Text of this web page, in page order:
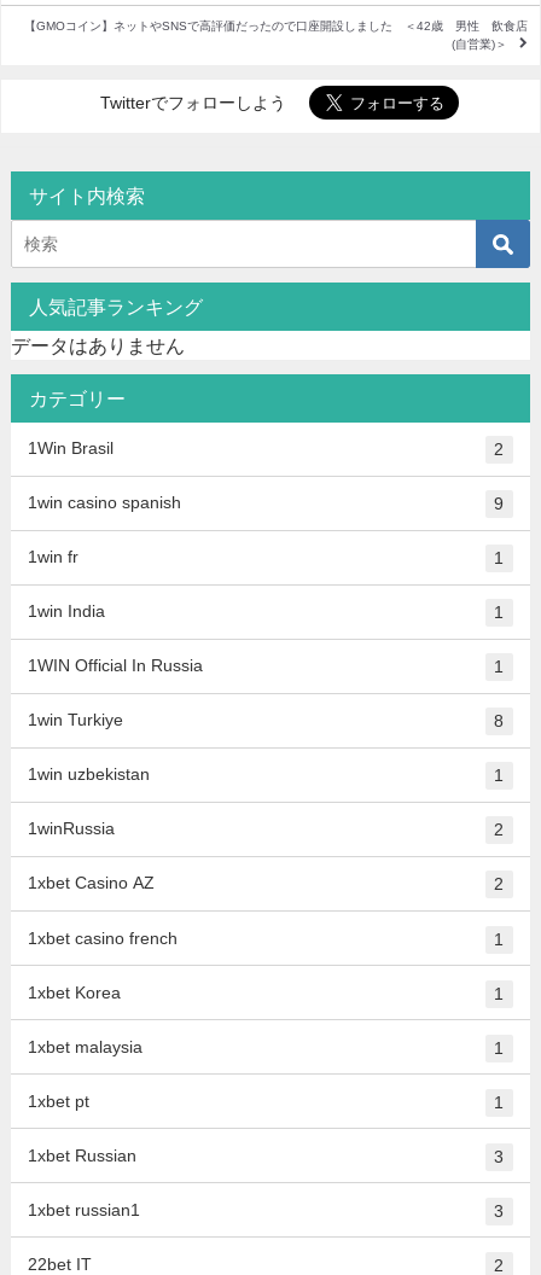
【GMOコイン】ネットやSNSで高評価だったので口座開設しました ＜42歳 男性 飲食店
(自営業)＞
Twitterでフォローしよう
サイト内検索
人気記事ランキング
データはありません
カテゴリー
1Win Brasil 2
1win casino spanish 9
1win fr 1
1win India 1
1WIN Official In Russia 1
1win Turkiye 8
1win uzbekistan 1
1winRussia 2
1xbet Casino AZ 2
1xbet casino french 1
1xbet Korea 1
1xbet malaysia 1
1xbet pt 1
1xbet Russian 3
1xbet russian1 3
22bet IT 2